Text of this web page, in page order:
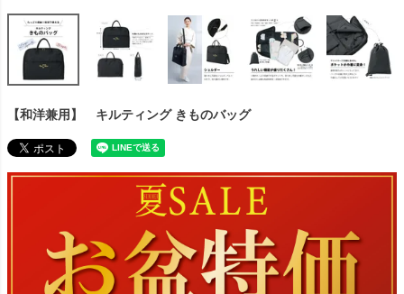
【和洋兼用】 キルティング きものバッグ